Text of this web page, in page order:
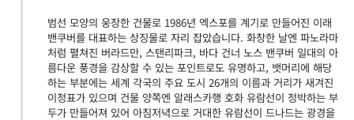
범선 모양의 웅장한 건물로 1986년 엑스포를 계기로 만들어진 이래
밴쿠버를 대표하는 상징물로 자리 잡았습니다. 화창한 날엔 파노라마
처럼 펼쳐진 버라드만, 스탠리파크, 바다 건너 노스 밴쿠버 일대의 아
름다운 풍경을 감상할 수 있는 포인트로도 유명하고, 뱃머리에 해당
하는 부분에는 세계 각국의 주요 도시 26개의 이름과 거리가 새겨진
이정표가 있으며 건물 양쪽엔 알래스카행 호화 유람선이 정박하는 부
두가 만들어져 있어 아침저녁으로 거대한 유람선이 드나드는 광경을